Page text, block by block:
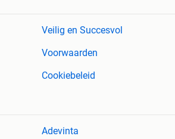
Veilig en Succesvol
Voorwaarden
Cookiebeleid
Adevinta